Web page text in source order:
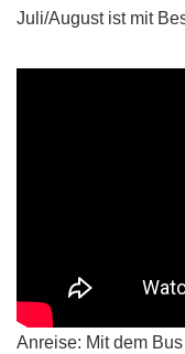
Juli/August ist mit
Anreise: Mit dem